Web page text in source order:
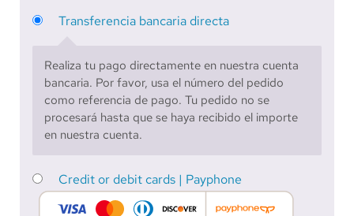
Transferencia bancaria directa
Realiza tu pago directamente en nuestra cuenta
bancaria. Por favor, usa el número del pedido
como referencia de pago. Tu pedido no se
procesará hasta que se haya recibido el importe
en nuestra cuenta.
Credit or debit cards | Payphone